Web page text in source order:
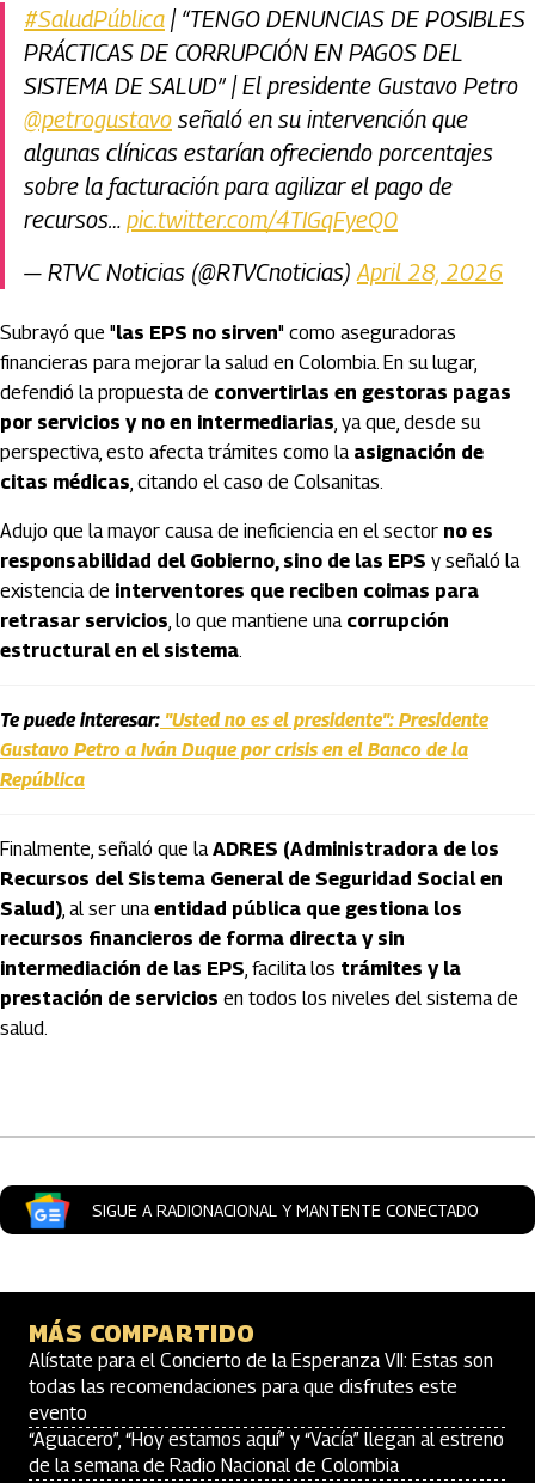
#SaludPública | “TENGO DENUNCIAS DE POSIBLES
PRÁCTICAS DE CORRUPCIÓN EN PAGOS DEL
SISTEMA DE SALUD” | El presidente Gustavo Petro
@petrogustavo señaló en su intervención que
algunas clínicas estarían ofreciendo porcentajes
sobre la facturación para agilizar el pago de
recursos… pic.twitter.com/4TIGqFyeQ0
— RTVC Noticias (@RTVCnoticias)April 28, 2026
Subrayó que "las EPS no sirven" como aseguradoras
financieras para mejorar la salud en Colombia. En su lugar,
defendió la propuesta de convertirlas en gestoras pagas
por servicios y no en intermediarias, ya que, desde su
perspectiva, esto afecta trámites como la asignación de
citas médicas, citando el caso de Colsanitas.
Adujo que la mayor causa de ineficiencia en el sector no es
responsabilidad del Gobierno, sino de las EPS y señaló la
existencia de interventores que reciben coimas para
retrasar servicios, lo que mantiene una corrupción
estructural en el sistema.
Te puede interesar: "Usted no es el presidente": Presidente
Gustavo Petro a Iván Duque por crisis en el Banco de la
República
Finalmente, señaló que laADRES (Administradora de los
Recursos del Sistema General de Seguridad Social en
Salud), al ser unaentidad pública que gestiona los
recursos financieros de forma directa y sin
intermediación de las EPS, facilita los trámites y la
prestación de servicios en todos los niveles del sistema de
salud.
SIGUE A RADIONACIONAL Y MANTENTE CONECTADO
MÁS COMPARTIDO
Alístate para el Concierto de la Esperanza VII: Estas son
todas las recomendaciones para que disfrutes este
evento
“Aguacero”, “Hoy estamos aquí” y “Vacía” llegan al estreno
de la semana de Radio Nacional de Colombia